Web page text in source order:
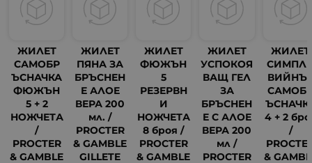
ЖИЛЕТ
САМОБР
ЪСНАЧКА
ФЮЖЪН
5 + 2
НОЖЧЕТА
/
PROCTER
& GAMBLE
ЖИЛЕТ
ПЯНА ЗА
БРЪСНЕН
Е АЛОЕ
ВЕРА 200
мл. /
PROCTER
& GAMBLE
GILLETE
ЖИЛЕТ
ФЮЖЪН
5
РЕЗЕРВН
И
НОЖЧЕТА
8 броя /
PROCTER
& GAMBLE
ЖИЛЕТ
УСПОКОЯ
ВАЩ ГЕЛ
ЗА
БРЪСНЕН
Е С АЛОЕ
ВЕРА 200
мл /
PROCTER
ЖИЛЕТ
4 + 2
/
&